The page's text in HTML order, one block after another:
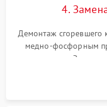
4.
Демонтаж сгоревшего
медно-фосфорным
осушителя. Замена
сломанных